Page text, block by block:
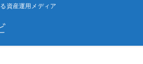
資産運用メディア